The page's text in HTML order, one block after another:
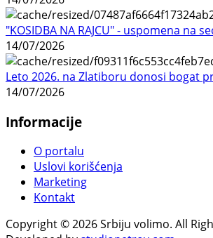
"KOSIDBA NA RAJCU" - uspomena na
14/07/2026
Leto 2026. na Zlatiboru donosi bogat
14/07/2026
Informacije
O portalu
Uslovi korišćenja
Marketing
Kontakt
Copyright © 2026 Srbiju volimo. All